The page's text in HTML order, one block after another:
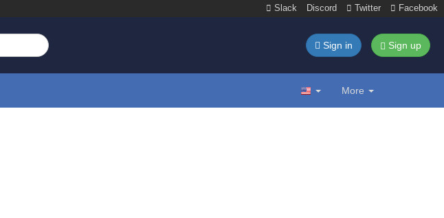
Slack Discord Twitter Facebook
Sign in Sign up
More